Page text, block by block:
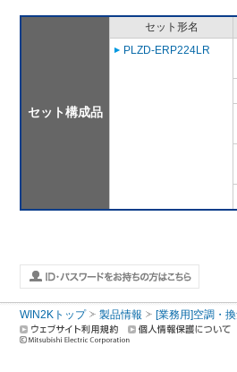
セット構成品
セット形名
PLZD-ERP224LR
WIN2Kトップ 製品情報 [業務用]空調・